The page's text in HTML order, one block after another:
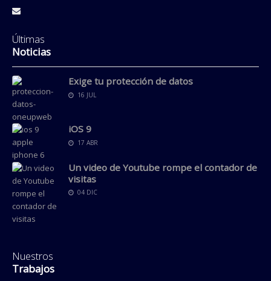
Últimas
Noticias
Exige tu protección de datos
16 JUL
iOS 9
17 ABR
Un video de Youtube rompe el contador de
visitas
04 DIC
Nuestros
Trabajos